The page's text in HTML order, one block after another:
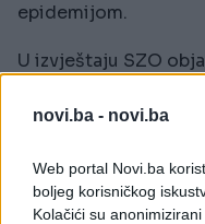
novi.ba - novi.ba
Web portal Novi.ba
boljeg korisničkog
Kolačići su
epidemijom.
U izvještaju SZO
većinom u Gvineji,